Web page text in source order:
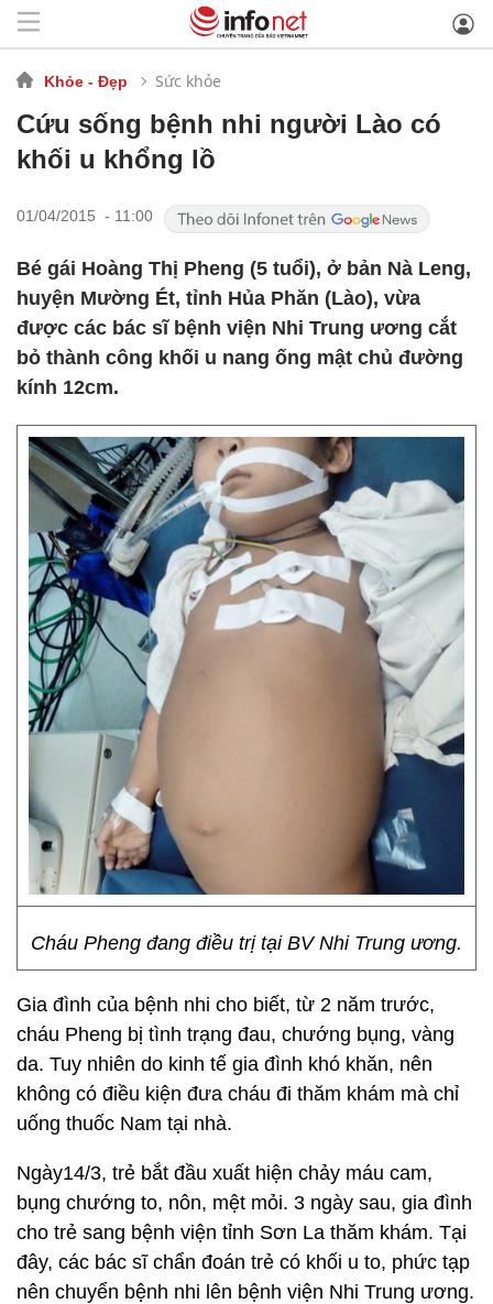
Khỏe - Đẹp Sức khỏe
Cứu sống bệnh nhi người Lào có
khối u khổng lồ
01/04/2015 - 11:00
Bé gái Hoàng Thị Pheng (5 tuổi), ở bản Nà Leng,
huyện Mường Ét, tỉnh Hủa Phăn (Lào), vừa
được các bác sĩ bệnh viện Nhi Trung ương cắt
bỏ thành công khối u nang ống mật chủ đường
kính 12cm.
Cháu Pheng đang điều trị tại BV Nhi Trung ương.
Gia đình của bệnh nhi cho biết, từ 2 năm trước,
cháu Pheng bị tình trạng đau, chướng bụng, vàng
da. Tuy nhiên do kinh tế gia đình khó khăn, nên
không có điều kiện đưa cháu đi thăm khám mà chỉ
uống thuốc Nam tại nhà.
Ngày14/3, trẻ bắt đầu xuất hiện chảy máu cam,
bụng chướng to, nôn, mệt mỏi. 3 ngày sau, gia đình
cho trẻ sang bệnh viện tỉnh Sơn La thăm khám. Tại
đây, các bác sĩ chẩn đoán trẻ có khối u to, phức tạp
nên chuyển bệnh nhi lên bệnh viện Nhi Trung ương.